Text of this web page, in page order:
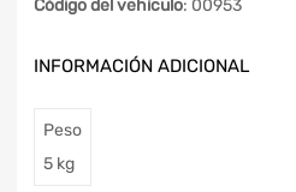
Código del vehículo: 00953
INFORMACIÓN ADICIONAL
Peso
5 kg